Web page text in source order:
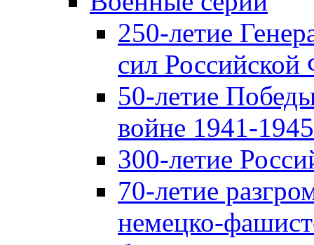
250-летие
сил Российской
50-летие
войне 1941-1945
300-летие
70-летие
немецко-